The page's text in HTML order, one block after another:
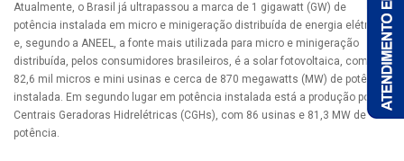
Atualmente, o Brasil já ultrapassou a marca de 1 gigawatt (GW) de
potência instalada em micro e minigeração distribuída de energia elétrica,
e, segundo a ANEEL, a fonte mais utilizada para micro e minigeração
distribuída, pelos consumidores brasileiros, é a solar fotovoltaica, com
82,6 mil micros e mini usinas e cerca de 870 megawatts (MW) de potência
instalada. Em segundo lugar em potência instalada está a produção por
Centrais Geradoras Hidrelétricas (CGHs), com 86 usinas e 81,3 MW de
potência.